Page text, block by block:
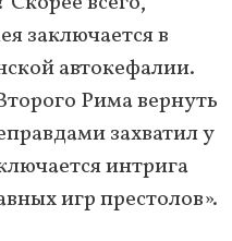
заключается в
автокефалии.
Рима вернуть
захватил у
интрига
игр престолов».